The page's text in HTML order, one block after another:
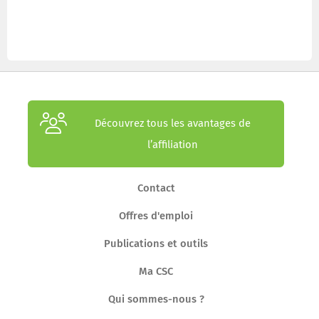
Découvrez tous les avantages de
l’affiliation
Contact
Offres d'emploi
Publications et outils
Ma CSC
Qui sommes-nous ?